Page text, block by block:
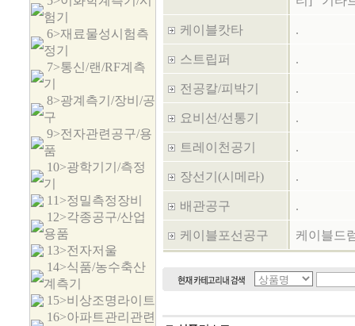
험기
6>재료물성시험측
정기
7>통신/랜/RF계측
기
8>광계측기/장비/공
구
9>전자관련공구/용
품
10>광학기기/측정
기
11>정밀측정장비
12>각종공구/산업
용품
13>전자저울
14>식품/농수축산
계측기
15>비상조명라이트
16>아파트관리관련
케이블캇타 .
스트립퍼 .
전공칼/피박기 .
요비선/선통기 .
트레이천공기 .
장선기(시메라) .
배관공구 .
케이블포선공구 케이블드